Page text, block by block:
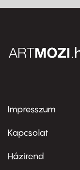
Footer
first
Impresszum
Kapcsolat
Footer
Házirend